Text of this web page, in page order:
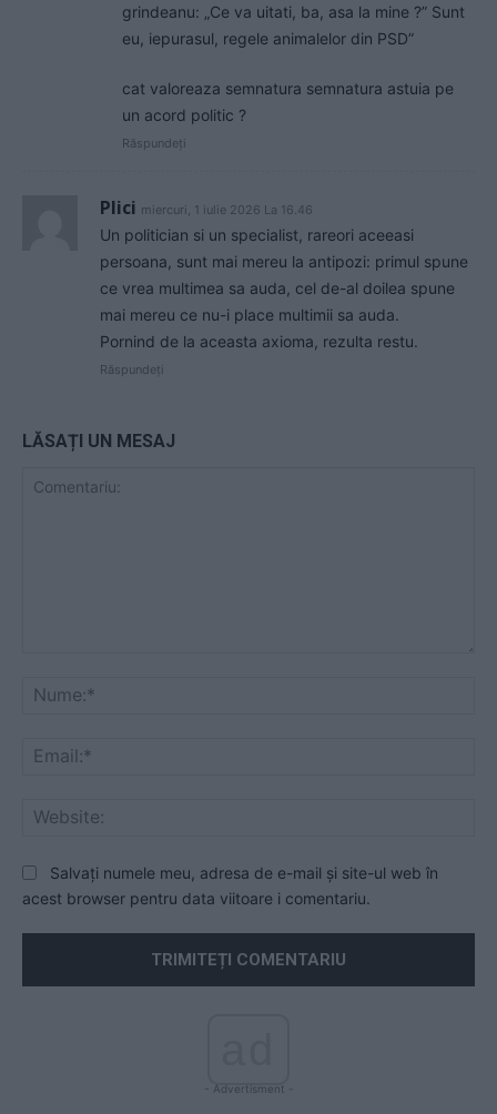
grindeanu: „Ce va uitati, ba, asa la mine ?” Sunt
eu, iepurasul, regele animalelor din PSD”
cat valoreaza semnatura semnatura astuia pe
un acord politic ?
Răspundeți
Plici miercuri, 1 iulie 2026 La 16.46
Un politician si un specialist, rareori aceeasi
persoana, sunt mai mereu la antipozi: primul spune
ce vrea multimea sa auda, cel de-al doilea spune
mai mereu ce nu-i place multimii sa auda.
Pornind de la aceasta axioma, rezulta restu.
Răspundeți
LĂSAȚI UN MESAJ
Salvați numele meu, adresa de e-mail și site-ul web în
acest browser pentru data viitoare i comentariu.
- Advertisment -